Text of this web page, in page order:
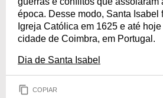
época. Desse modo, Santa Isabel
Igreja Católica em 1625 e até
cidade de Coimbra, em Portugal.
Dia de Santa Isabel
COPIAR